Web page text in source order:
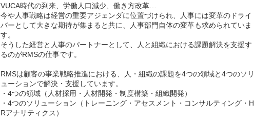
VUCA時代の到来、労働人口減少、働き方改革…
今や人事戦略は経営の重要アジェンダに位置づけられ、人事には変革のドライ
バーとして大きな期待が集まると共に、人事部門自体の変革も求められていま
す。
そうした経営と人事のパートナーとして、人と組織における課題解決を支援す
るのがRMSの仕事です。
RMSは顧客の事業戦略推進における、人・組織の課題を4つの領域と4つのソリ
ューションで解決・支援しています。
・4つの領域（人材採用・人材開発・制度構築・組織開発）
・4つのソリューション（トレーニング・アセスメント・コンサルティング・H
Rアナリティクス）